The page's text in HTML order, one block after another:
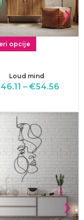
opcije
Loud mind
46.11 – €54.56